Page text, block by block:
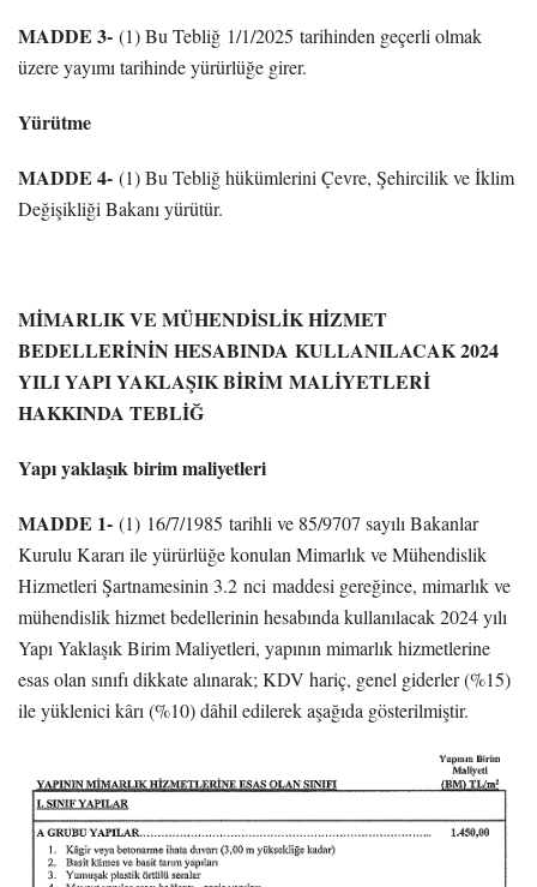
MADDE 3- (1) Bu Tebliğ 1/1/2025 tarihinden geçerli olmak
üzere yayımı tarihinde yürürlüğe girer.
Yürütme
MADDE 4- (1) Bu Tebliğ hükümlerini Çevre, Şehircilik ve İklim
Değişikliği Bakanı yürütür.
MİMARLIK VE MÜHENDİSLİK HİZMET
BEDELLERİNİN HESABINDA KULLANILACAK 2024
YILI YAPI YAKLAŞIK BİRİM MALİYETLERİ
HAKKINDA TEBLİĞ
Yapı yaklaşık birim maliyetleri
MADDE 1- (1) 16/7/1985 tarihli ve 85/9707 sayılı Bakanlar
Kurulu Kararı ile yürürlüğe konulan Mimarlık ve Mühendislik
Hizmetleri Şartnamesinin 3.2 nci maddesi gereğince, mimarlık ve
mühendislik hizmet bedellerinin hesabında kullanılacak 2024 yılı
Yapı Yaklaşık Birim Maliyetleri, yapının mimarlık hizmetlerine
esas olan sınıfı dikkate alınarak; KDV hariç, genel giderler (%15)
ile yüklenici kârı (%10) dâhil edilerek aşağıda gösterilmiştir.